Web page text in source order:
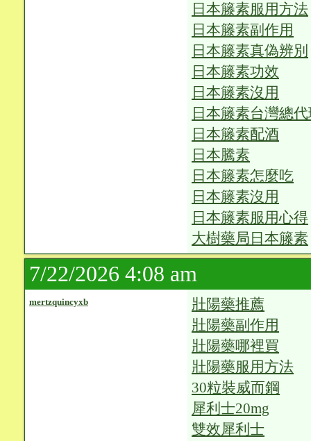
日本籐素服用方法
日本籐素副作用
日本籐素真偽辨別
日本籐素功效
日本籐素沒用
日本籐素台灣總
日本籐素配酒
日本騰素
日本籐素怎麼吃
日本籐素沒用
日本籐素服用心得
大樹藥局日本籐素
7/22/2026 4:08 am
mertzquincyxb
壯陽藥推薦
壯陽藥副作用
壯陽藥哪裡買
壯陽藥服用方法
30粒裝威而鋼
犀利士20mg
雙效犀利士